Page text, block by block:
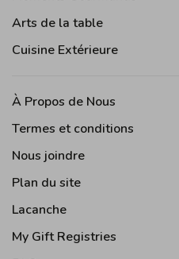
Arts de la table
Cuisine Extérieure
À Propos de Nous
Termes et conditions
Nous joindre
Plan du site
Lacanche
My Gift Registries